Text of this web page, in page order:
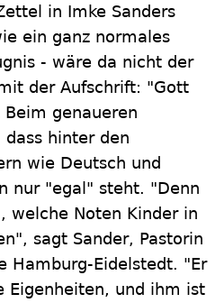
in Imke Sanders
ein ganz normales
- wäre da nicht der
der Aufschrift: "Gott
genaueren
hinter den
wie Deutsch und
nur "egal" steht. "Denn
welche Noten Kinder in
sagt Sander, Pastorin
Hamburg-Eidelstedt. "Er
Eigenheiten, und ihm ist